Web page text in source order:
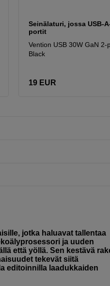
Seinälaturi, jossa USB-A-
portit
Vention USB 30W GaN 2-
Black
19 EUR
jotka haluavat tallentaa
ja uuden
että yöllä. Sen kestävä
tekevät siitä
editoinnilla laadukkaiden